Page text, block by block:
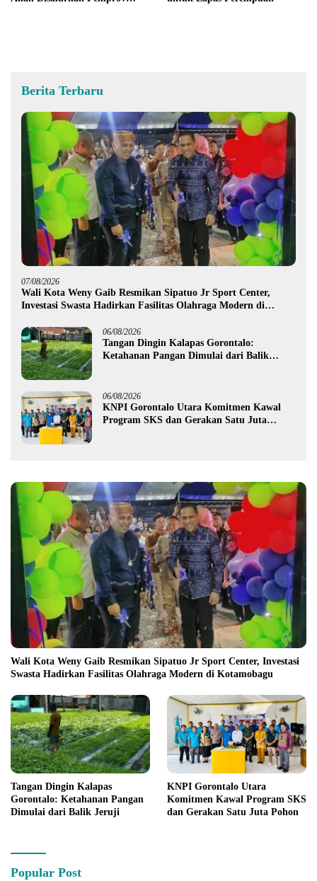
Berita Terbaru
07/08/2026
Wali Kota Weny Gaib Resmikan Sipatuo Jr Sport Center,
Investasi Swasta Hadirkan Fasilitas Olahraga Modern di
06/08/2026
Tangan Dingin Kalapas Gorontalo:
Ketahanan Pangan Dimulai dari Balik
06/08/2026
KNPI Gorontalo Utara Komitmen Kawal
Program SKS dan Gerakan Satu Juta
Wali Kota Weny Gaib Resmikan Sipatuo Jr Sport Center, Investasi
Swasta Hadirkan Fasilitas Olahraga Modern di Kotamobagu
Tangan Dingin Kalapas
Gorontalo: Ketahanan Pangan
Dimulai dari Balik Jeruji
KNPI Gorontalo Utara
Komitmen Kawal Program SKS
dan Gerakan Satu Juta Pohon
Popular Post